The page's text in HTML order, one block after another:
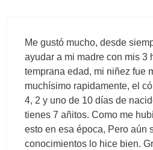
Me gustó mucho, desde
ayudar a mi madre con mis 3
temprana edad, mi niñez fue
muchísimo rapidamente, el
4, 2 y uno de 10 días de
tienes 7 añitos. Como me
esto en esa época, Pero aún
conocimientos lo hice bien.